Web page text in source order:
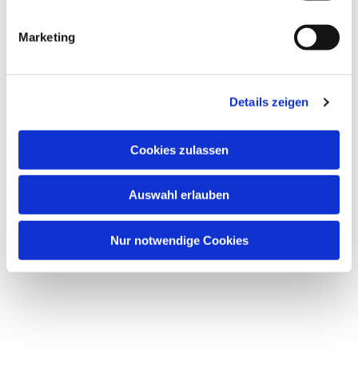
Marketing
Details zeigen
Cookies zulassen
Auswahl erlauben
Nur notwendige Cookies